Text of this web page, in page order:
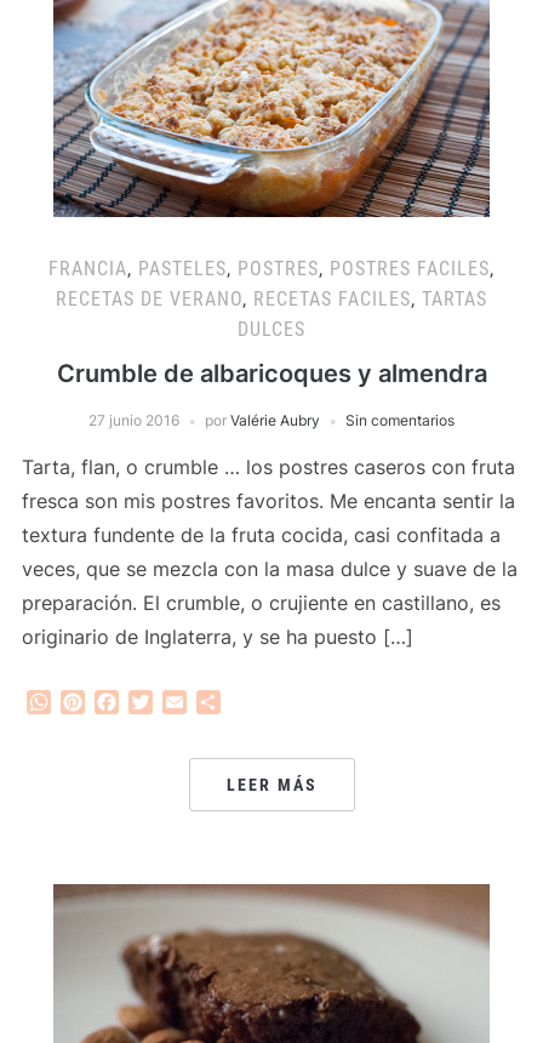
FRANCIA, PASTELES, POSTRES, POSTRES FACILES,
RECETAS DE VERANO, RECETAS FACILES, TARTAS
DULCES
Crumble de albaricoques y almendra
27 junio 2016 por Valérie Aubry Sin comentarios
Tarta, flan, o crumble … los postres caseros con fruta
fresca son mis postres favoritos. Me encanta sentir la
textura fundente de la fruta cocida, casi confitada a
veces, que se mezcla con la masa dulce y suave de la
preparación. El crumble, o crujiente en castillano, es
originario de Inglaterra, y se ha puesto […]
WhatsApp
PinterestFacebook
Twitter
Email
LEER MÁS